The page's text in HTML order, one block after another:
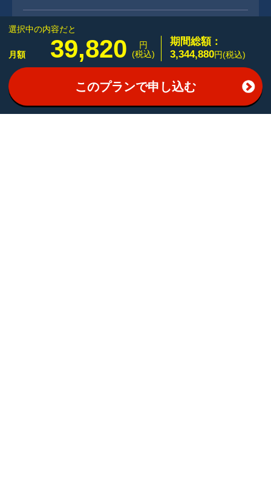
選択中の内容だと
月額 39,820
円
(税込)
期間総額：
3,344,880円(税込)
このプランで申し込む
新車メーカー一覧
新車ボディタイプ一覧